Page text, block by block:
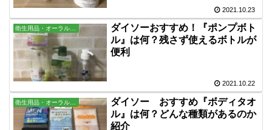
2021.10.23
衛生用品・オーラル・バス用品
ダイソーおすすめ！『ポンプボト
ル』は何？残さず使えるボトルが
便利
2021.10.22
ダイソー おすすめ『ボディタオ
ル』は何？どんな種類があるのか
紹介